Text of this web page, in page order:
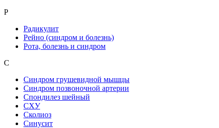
Р
Радикулит
Рейно (синдром и болезнь)
Рота, болезнь и синдром
С
Синдром грушевидной мышцы
Синдром позвоночной артерии
Спондилез шейный
СХУ
Сколиоз
Синусит